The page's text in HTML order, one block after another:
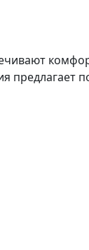
предлагает